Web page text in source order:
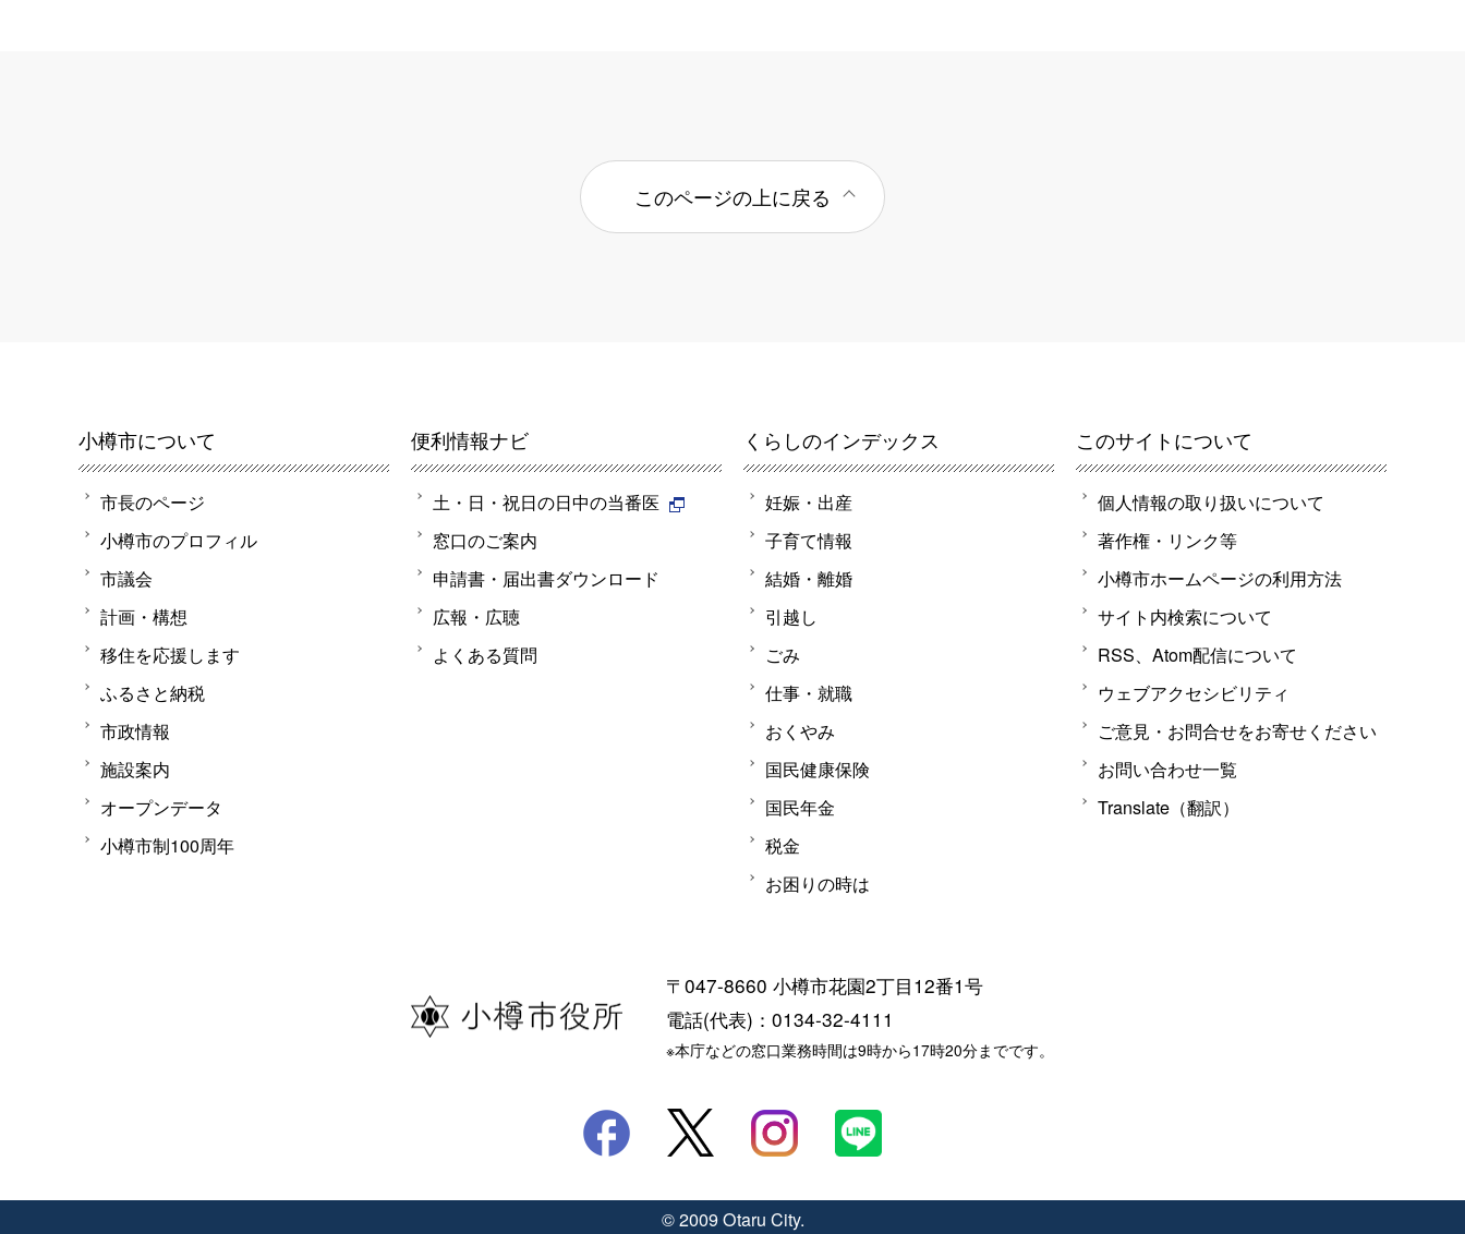
このページの上に戻る
小樽市について
市長のページ
小樽市のプロフィル
市議会
計画・構想
移住を応援します
ふるさと納税
市政情報
施設案内
オープンデータ
小樽市制100周年
便利情報ナビ
土・日・祝日の日中の当番医
窓口のご案内
申請書・届出書ダウンロード
広報・広聴
よくある質問
くらしのインデックス
妊娠・出産
子育て情報
結婚・離婚
引越し
ごみ
仕事・就職
おくやみ
国民健康保険
国民年金
税金
お困りの時は
このサイトについて
個人情報の取り扱いについて
著作権・リンク等
小樽市ホームページの利用方法
サイト内検索について
RSS、Atom配信について
ウェブアクセシビリティ
ご意見・お問合せをお寄せください
お問い合わせ一覧
Translate（翻訳）
〒047-8660 小樽市花園2丁目12番1号
電話(代表)：0134-32-4111
※本庁などの窓口業務時間は9時から17時20分までです。
© 2009 Otaru City.